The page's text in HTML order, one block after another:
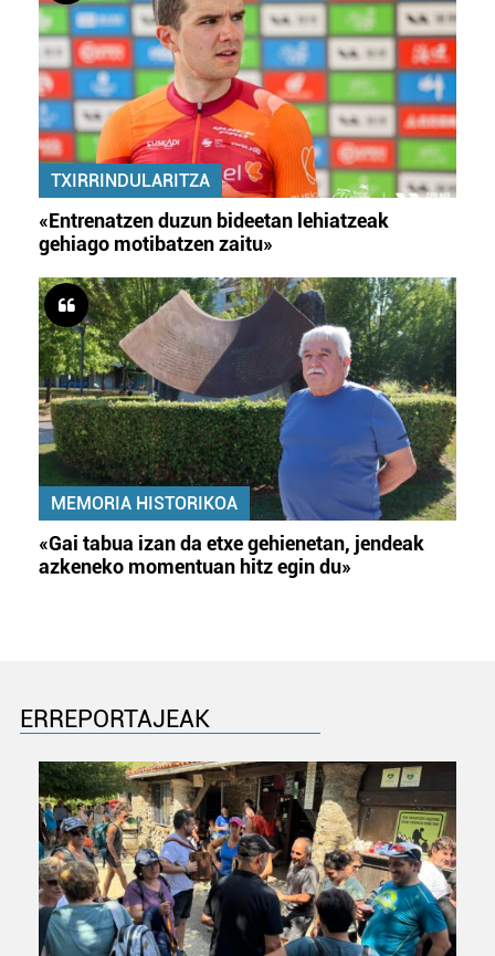
TXIRRINDULARITZA
«Entrenatzen duzun bideetan lehiatzeak
gehiago motibatzen zaitu»
MEMORIA HISTORIKOA
«Gai tabua izan da etxe gehienetan, jendeak
azkeneko momentuan hitz egin du»
ERREPORTAJEAK